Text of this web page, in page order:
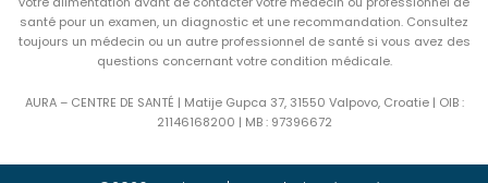
santé pour un examen, un diagnostic et une recommandation. Consultez
toujours un médecin ou un autre professionnel de santé si vous avez des
questions concernant votre condition médicale.
AURA – CENTRE DE SANTÉ | Matije Gupca 37, 31550 Valpovo, Croatie | OIB :
21146168200 | MB : 97396672